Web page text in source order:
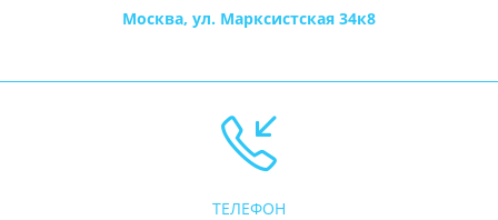
Москва, ул. Марксистская 34к8
ТЕЛЕФОН